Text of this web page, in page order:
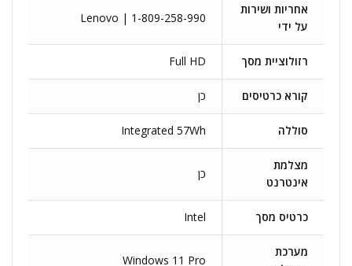
אחריות ושירות
על ידי
Lenovo | 1-809-258-990
רזולוציית מסך Full HD
קורא כרטיסים כן
סוללה Integrated 57Wh
מצלמת
אינטרנט
כן
כרטיס מסך Intel
מערכת
Windows 11 Pro